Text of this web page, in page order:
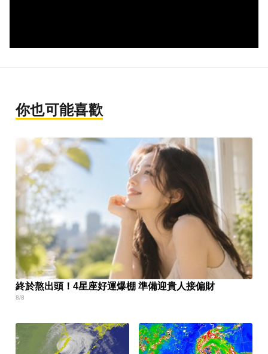
你也可能喜歡
終於熬出頭！4星座好運爆棚 準備迎貴人接偏財
8/8